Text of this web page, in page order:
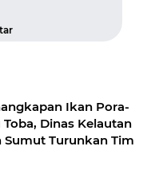
Ikan Pora-
Dinas Kelautan
Sumut Turunkan Tim